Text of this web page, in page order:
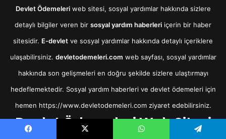
Devlet Ödemeleriweb sitesi, sosyal yardımlar hakkında sizlere
detaylı bilgiler veren bir sosyal yardım haberleri içerin bir haber
sitesidir. E-devlet ve sosyal yardımlar hakkında detaylı içeriklere
ulaşabilirsiniz. devletodemeleri.com web sayfası, sosyal yardımlar
hakkında son gelişmeleri en doğru şekilde sizlere ulaştırmayı
hedeflemektedir. Sosyal yardım haberleri ve devlet ödemeleri için
hemen https://www.devletodemeleri.comziyaret edebilirsiniz.
Devlet Ödemeleri Web Sitesi